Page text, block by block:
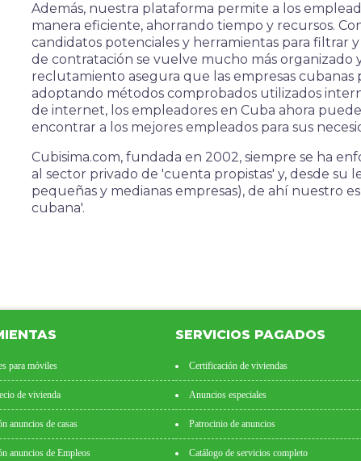
Además, nuestra plataforma permite a los
manera eficiente, ahorrando tiempo y recursos.
candidatos potenciales y herramientas para filtrar
de contratación se vuelve mucho más
reclutamiento asegura que las empresas
adoptando métodos comprobados utilizados
de internet, los empleadores en Cuba ahora
encontrar a los mejores empleados para sus
Cubisima.com, fundada en 2002, siempre se ha
al sector privado de 'cuenta propistas' y, desde su
pequeñas y medianas empresas), de ahí nuestro
cubana'.
para móviles
de vivienda
anuncios de casas
anuncios de Empleos
SERVICIOS PAGADOS
Certificación de viviendas
Anuncios especiales
Patrocinio de anuncios
Catálogo de servicios completo